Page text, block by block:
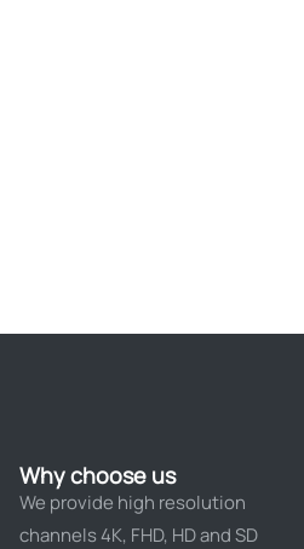
Why choose us
We provide high resolution
channels 4K, FHD, HD and SD